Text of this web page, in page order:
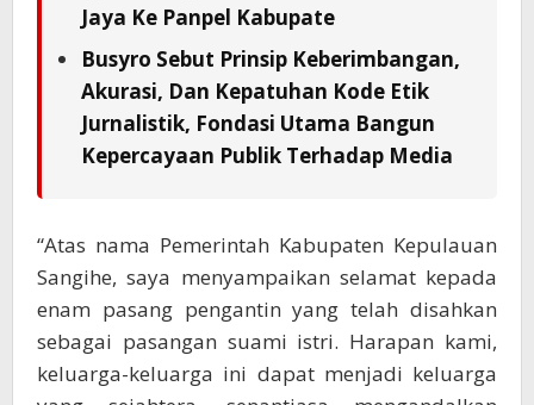
Jaya Ke Panpel Kabupate
Busyro Sebut Prinsip Keberimbangan,
Akurasi, Dan Kepatuhan Kode Etik
Jurnalistik, Fondasi Utama Bangun
Kepercayaan Publik Terhadap Media
“Atas nama Pemerintah Kabupaten Kepulauan
Sangihe, saya menyampaikan selamat kepada
enam pasang pengantin yang telah disahkan
sebagai pasangan suami istri. Harapan kami,
keluarga-keluarga ini dapat menjadi keluarga